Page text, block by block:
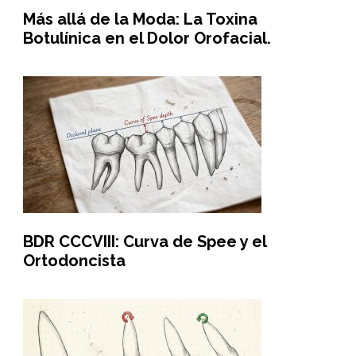
Más allá de la Moda: La Toxina
Botulínica en el Dolor Orofacial.
BDR CCCVIII: Curva de Spee y el
Ortodoncista